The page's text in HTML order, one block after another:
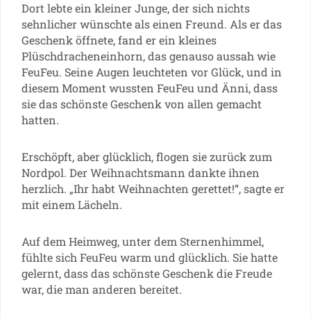
Dort lebte ein kleiner Junge, der sich nichts
sehnlicher wünschte als einen Freund. Als er das
Geschenk öffnete, fand er ein kleines
Plüschdracheneinhorn, das genauso aussah wie
FeuFeu. Seine Augen leuchteten vor Glück, und in
diesem Moment wussten FeuFeu und Änni, dass
sie das schönste Geschenk von allen gemacht
hatten.
Erschöpft, aber glücklich, flogen sie zurück zum
Nordpol. Der Weihnachtsmann dankte ihnen
herzlich. „Ihr habt Weihnachten gerettet!“, sagte er
mit einem Lächeln.
Auf dem Heimweg, unter dem Sternenhimmel,
fühlte sich FeuFeu warm und glücklich. Sie hatte
gelernt, dass das schönste Geschenk die Freude
war, die man anderen bereitet.